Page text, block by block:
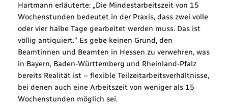
Hartmann erläuterte: „Die Mindestarbeitszeit von 15
Wochenstunden bedeutet in der Praxis, dass zwei volle
oder vier halbe Tage gearbeitet werden muss. Das ist
völlig antiquiert.“ Es gebe keinen Grund, den
Beamtinnen und Beamten in Hessen zu verwehren, was
in Bayern, Baden-Württemberg und Rheinland-Pfalz
bereits Realität ist – flexible Teilzeitarbeitsverhältnisse,
bei denen auch eine Arbeitszeit von weniger als 15
Wochenstunden möglich sei.